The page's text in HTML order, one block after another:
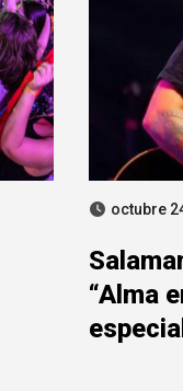
octubre
“Alma
especial